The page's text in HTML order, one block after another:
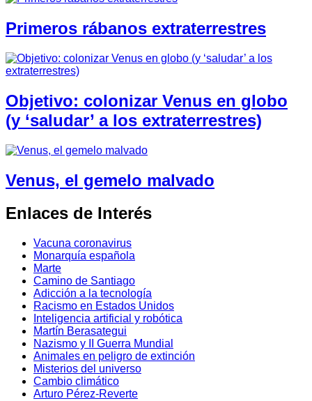
Primeros rábanos extraterrestres
Objetivo: colonizar Venus en globo
(y ‘saludar’ a los extraterrestres)
Venus, el gemelo malvado
Enlaces de Interés
Vacuna coronavirus
Monarquía española
Marte
Camino de Santiago
Adicción a la tecnología
Racismo en Estados Unidos
Inteligencia artificial y robótica
Martín Berasategui
Nazismo y II Guerra Mundial
Animales en peligro de extinción
Misterios del universo
Cambio climático
Arturo Pérez-Reverte